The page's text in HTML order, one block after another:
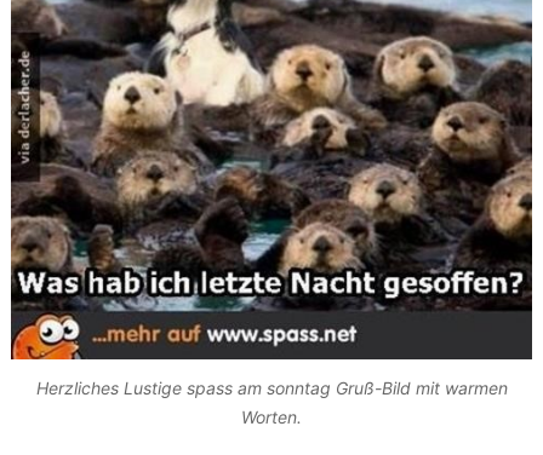
Herzliches Lustige spass am sonntag Gruß-Bild mit warmen
Worten.